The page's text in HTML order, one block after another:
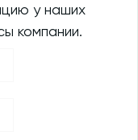
у наших
компании.